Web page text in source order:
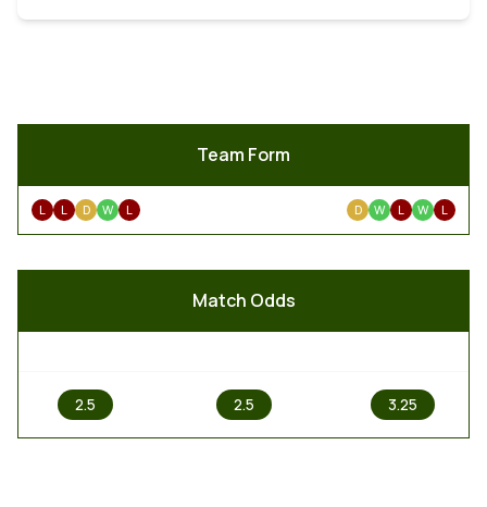
Team Form
L L D W L D W L W L
Match Odds
2.5 2.5 3.25